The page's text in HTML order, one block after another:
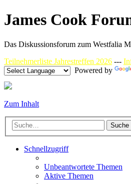
James Cook
Das Diskussionsforum zum Westfalia
Teilnehmerliste Jahrestreffen 2026 ---
Powered by
Zum Inhalt
Suche
Schnellzugriff
Unbeantwortete Themen
Aktive Themen